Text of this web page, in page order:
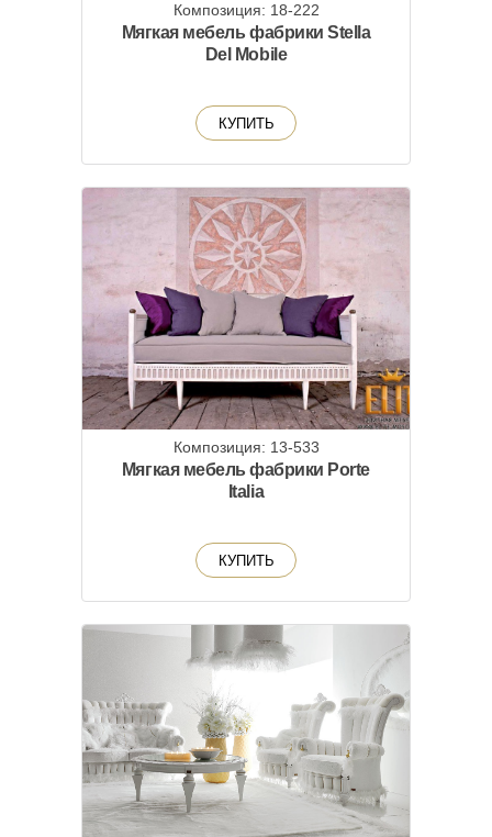
Композиция: 18-222
Мягкая мебель фабрики Stella
Del Mobile
КУПИТЬ
Композиция: 13-533
Мягкая мебель фабрики Porte
Italia
КУПИТЬ